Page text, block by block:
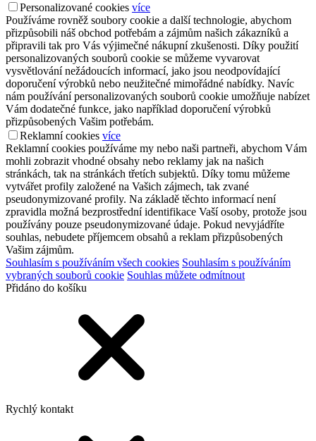
Personalizované cookies více
Používáme rovněž soubory cookie a další technologie, abychom
přizpůsobili náš obchod potřebám a zájmům našich zákazníků a
připravili tak pro Vás výjimečné nákupní zkušenosti. Díky použití
personalizovaných souborů cookie se můžeme vyvarovat
vysvětlování nežádoucích informací, jako jsou neodpovídající
doporučení výrobků nebo neužitečné mimořádné nabídky. Navíc
nám používání personalizovaných souborů cookie umožňuje nabízet
Vám dodatečné funkce, jako například doporučení výrobků
přizpůsobených Vašim potřebám.
Reklamní cookies více
Reklamní cookies používáme my nebo naši partneři, abychom Vám
mohli zobrazit vhodné obsahy nebo reklamy jak na našich
stránkách, tak na stránkách třetích subjektů. Díky tomu můžeme
vytvářet profily založené na Vašich zájmech, tak zvané
pseudonymizované profily. Na základě těchto informací není
zpravidla možná bezprostřední identifikace Vaší osoby, protože jsou
používány pouze pseudonymizované údaje. Pokud nevyjádříte
souhlas, nebudete příjemcem obsahů a reklam přizpůsobených
Vašim zájmům.
Souhlasím s používáním všech cookies Souhlasím s používáním
vybraných souborů cookie Souhlas můžete odmítnout
Přidáno do košíku
Rychlý kontakt